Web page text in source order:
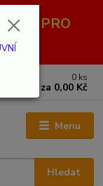
PRO
Menu
Hledat
0 ks
za 0,00 Kč